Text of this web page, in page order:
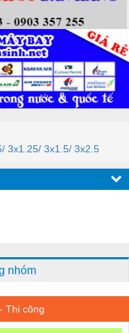
3x1.25/ 3x1.5/ 3x2.5
nhóm
Thi công